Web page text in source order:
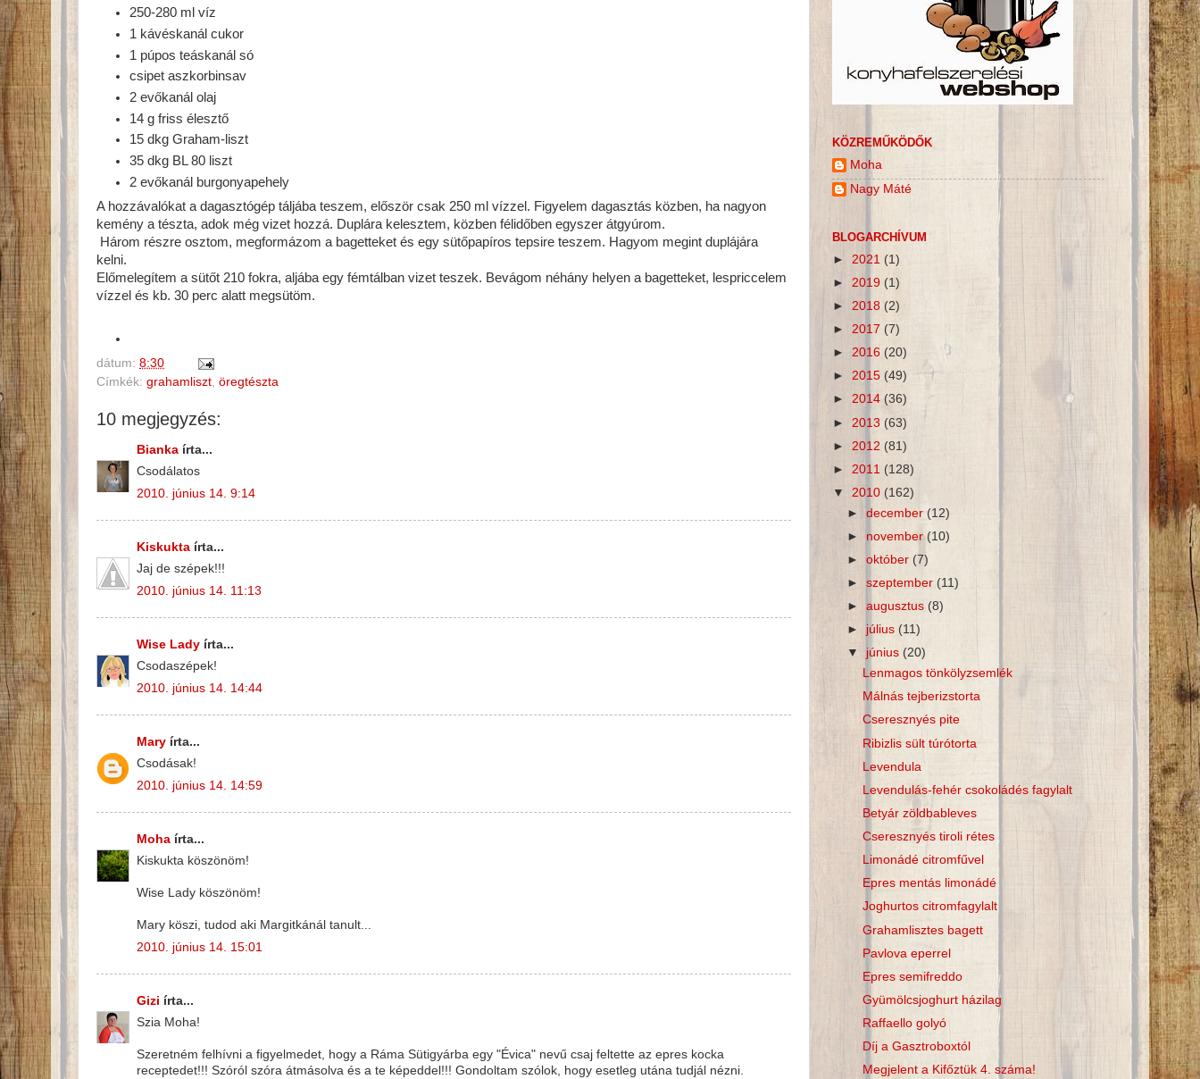
250-280 ml víz
1 kávéskanál cukor
1 púpos teáskanál só
csipet aszkorbinsav
2 evőkanál olaj
14 g friss élesztő
15 dkg Graham-liszt
35 dkg BL 80 liszt
2 evőkanál burgonyapehely
A hozzávalókat a dagasztógép táljába teszem, először csak 250 ml vízzel. Figyelem dagasztás közben, ha nagyon
kemény a tészta, adok még vizet hozzá. Duplára kelesztem, közben félidőben egyszer átgyúrom.
Három részre osztom, megformázom a bagetteket és egy sütőpapíros tepsire teszem. Hagyom megint duplájára
kelni.
Előmelegítem a sütőt 210 fokra, aljába egy fémtálban vizet teszek. Bevágom néhány helyen a bagetteket, lespriccelem
vízzel és kb. 30 perc alatt megsütöm.
dátum: 8:30
Címkék: grahamliszt, öregtészta
10 megjegyzés:
Bianka írta...
Csodálatos
2010. június 14. 9:14
Kiskukta írta...
Jaj de szépek!!!
2010. június 14. 11:13
Wise Lady írta...
Csodaszépek!
2010. június 14. 14:44
Mary írta...
Csodásak!
2010. június 14. 14:59
Moha írta...
Kiskukta köszönöm!
Wise Lady köszönöm!
Mary köszi, tudod aki Margitkánál tanult...
2010. június 14. 15:01
Gizi írta...
Szia Moha!
Szeretném felhívni a figyelmedet, hogy a Ráma Sütigyárba egy "Évica" nevű csaj feltette az epres kocka
receptedet!!! Szóról szóra átmásolva és a te képeddel!!! Gondoltam szólok, hogy esetleg utána tudjál nézni.
KÖZREMŰKÖDŐK
Moha
Nagy Máté
BLOGARCHÍVUM
► 2021 (1)
► 2019 (1)
► 2018 (2)
► 2017 (7)
► 2016 (20)
► 2015 (49)
► 2014 (36)
► 2013 (63)
► 2012 (81)
► 2011 (128)
▼ 2010 (162)
►december(12)
► november (10)
►október (7)
►szeptember(11)
►augusztus (8)
► július(11)
▼ június(20)
Lenmagos tönkölyzsemlék
Málnás tejberizstorta
Cseresznyés pite
Ribizlis sült túrótorta
Levendula
Levendulás-fehér csokoládés fagylalt
Betyár zöldbableves
Cseresznyés tiroli rétes
Limonádé citromfűvel
Epres mentás limonádé
Joghurtos citromfagylalt
Grahamlisztes bagett
Pavlova eperrel
Epres semifreddo
Gyümölcsjoghurt házilag
Raffaello golyó
Díj a Gasztroboxtól
Megjelent a Kifőztük 4. száma!